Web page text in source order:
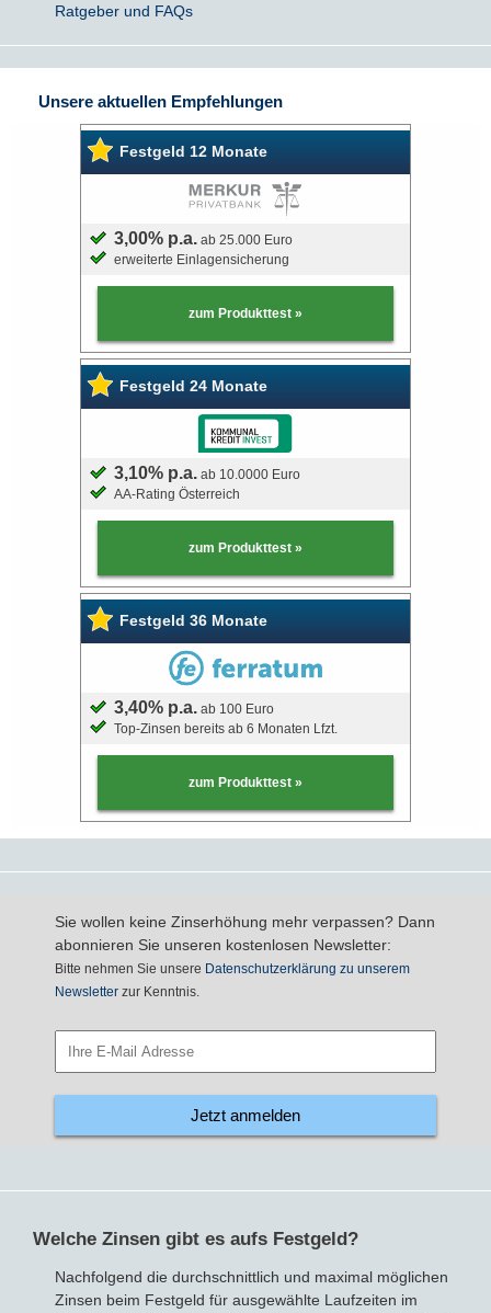
Fremdwährungskonto
Crowdinvesting
P2P-Kredite
Bausparvertrag
Ratgeber und FAQs
Unsere aktuellen Empfehlungen
Festgeld 12 Monate
3,00% p.a. ab 25.000 Euro
erweiterte Einlagensicherung
zum Produkttest »
Festgeld 24 Monate
3,10% p.a. ab 10.0000 Euro
AA-Rating Österreich
zum Produkttest »
Festgeld 36 Monate
3,40% p.a. ab 100 Euro
Top-Zinsen bereits ab 6 Monaten Lfzt.
zum Produkttest »
Sie wollen keine Zinserhöhung mehr verpassen? Dann
abonnieren Sie unseren kostenlosen Newsletter:
Bitte nehmen Sie unsere Datenschutzerklärung zu unserem
Newsletter zur Kenntnis.
Jetzt anmelden
Welche Zinsen gibt es aufs Festgeld?
Nachfolgend die durchschnittlich und maximal möglichen
Zinsen beim Festgeld für ausgewählte Laufzeiten im